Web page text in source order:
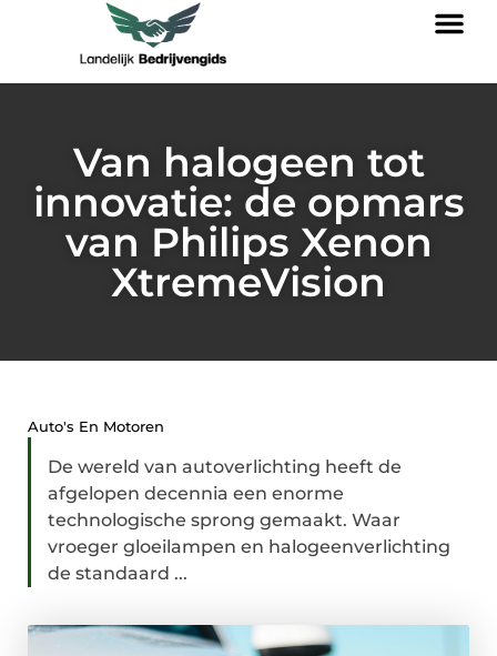
Van halogeen tot
innovatie: de opmars
van Philips Xenon
XtremeVision
Auto's En Motoren
De wereld van autoverlichting heeft de
afgelopen decennia een enorme
technologische sprong gemaakt. Waar
vroeger gloeilampen en halogeenverlichting
de standaard ...